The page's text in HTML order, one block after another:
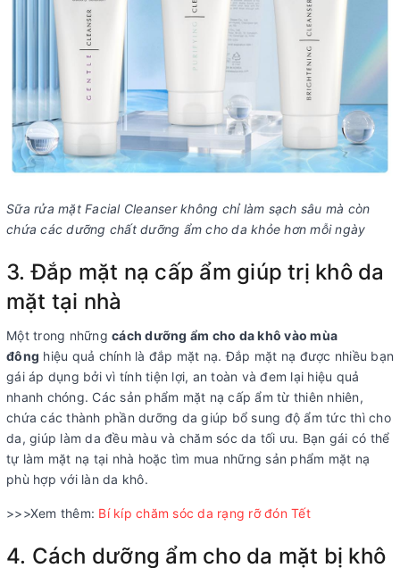
Sữa rửa mặt Facial Cleanser không chỉ làm sạch sâu mà còn
chứa các dưỡng chất dưỡng ẩm cho da khỏe hơn mỗi ngày
3. Đắp mặt nạ cấp ẩm giúp trị khô da
mặt tại nhà
Một trong những cách dưỡng ẩm cho da khô vào mùa
đông hiệu quả chính là đắp mặt nạ. Đắp mặt nạ được nhiều bạn
gái áp dụng bởi vì tính tiện lợi, an toàn và đem lại hiệu quả
nhanh chóng. Các sản phẩm mặt nạ cấp ẩm từ thiên nhiên,
chứa các thành phần dưỡng da giúp bổ sung độ ẩm tức thì cho
da, giúp làm da đều màu và chăm sóc da tối ưu. Bạn gái có thể
tự làm mặt nạ tại nhà hoặc tìm mua những sản phẩm mặt nạ
phù hợp với làn da khô.
>>>Xem thêm: Bí kíp chăm sóc da rạng rỡ đón Tết
4. Cách dưỡng ẩm cho da mặt bị khô